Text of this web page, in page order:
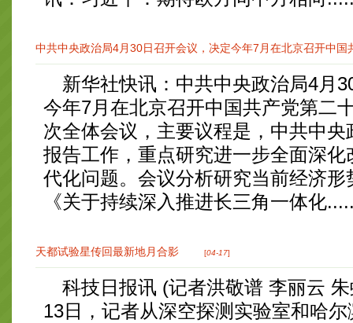
中共中央政治局4月30日召开会议，决定今年7月在北京召开中国
新华社快讯：中共中央政治局4月
今年7月在北京召开中国共产党第二
次全体会议，主要议程是，中共中
报告工作，重点研究进一步全面深
代化问题。会议分析研究当前经济
《关于持续深入推进长三角一体化
天都试验星传回最新地月合影 [04-17]
科技日报讯 (记者洪敬谱 李丽云
13日，记者从深空探测实验室和哈